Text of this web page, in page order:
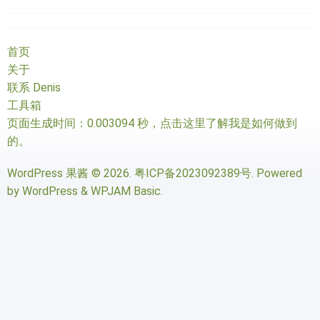
首页
关于
联系 Denis
工具箱
页面生成时间：0.003094 秒， 点击这里了解我是如何做到
的。
WordPress 果酱 © 2026. 粤ICP备2023092389号. Powered
by WordPress & WPJAM Basic.